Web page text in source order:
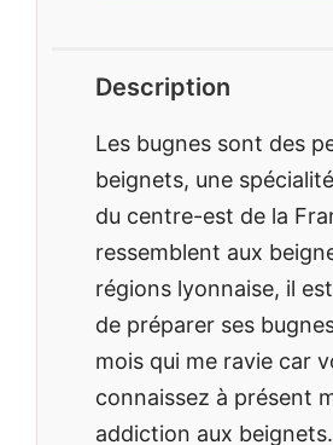
Description
Les bugnes sont des
beignets, une
du centre-est de la
ressemblent aux
régions lyonnaise, il
de préparer ses
mois qui me ravie car
connaissez à présent
addiction aux beignets.